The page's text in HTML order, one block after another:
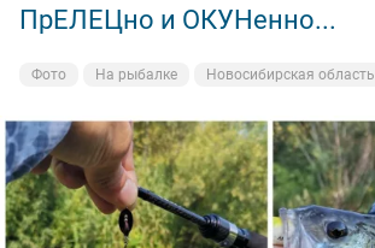
ПрЕЛЕЦно и ОКУНенно...
Фото На рыбалке Новосибирская область